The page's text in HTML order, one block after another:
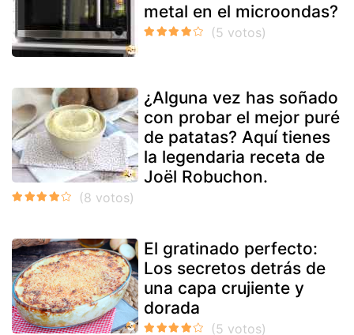
metal en el microondas?
¿Alguna vez has soñado
con probar el mejor puré
de patatas? Aquí tienes
la legendaria receta de
Joël Robuchon.
El gratinado perfecto:
Los secretos detrás de
una capa crujiente y
dorada